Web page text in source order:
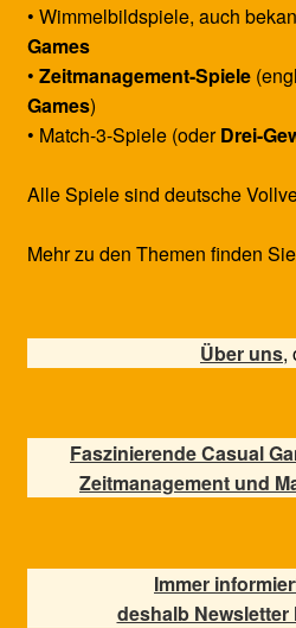
• Wimmelbildspiele, auch
Games
• Zeitmanagement-Spiele
Games)
• Match-3-Spiele (oderDrei-
Alle Spiele sind deutsche
Mehr zu den Themen finden
Über uns,
Faszinierende Casual
Zeitmanagement und
Immer
deshalb Newsletter